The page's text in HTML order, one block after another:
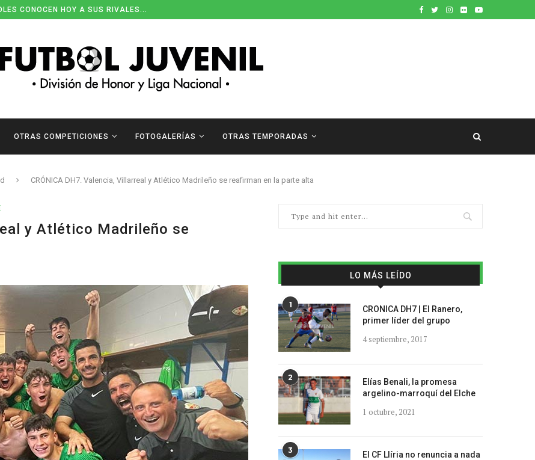
DE DIVISIÓN DE HONOR
OTRAS COMPETICIONES FOTOGALERÍAS OTRAS TEMPORADAS
CRÓNICA DH7. Valencia, Villarreal y Atlético Madrileño se reafirman en la parte alta
y Atlético Madrileño se
LO MÁS LEÍDO
1
CRONICA DH7 | El Ranero,
primer líder del grupo
4 septiembre, 2017
2
Elías Benali, la promesa
argelino-marroquí del Elche
1 octubre, 2021
3
El CF Llíria no renuncia a nada